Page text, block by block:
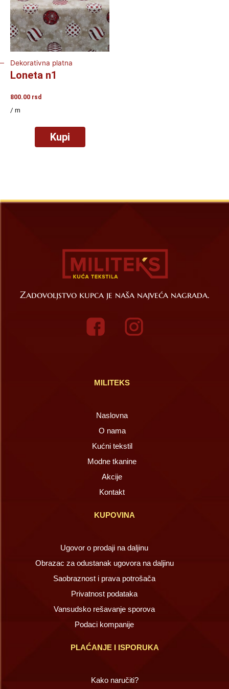
Dekorativna platna
Loneta n1
800.00 rsd
/ m
Kupi
Zadovoljstvo kupca je naša najveća nagrada.
MILITEKS
Naslovna
O nama
Kućni tekstil
Modne tkanine
Akcije
Kontakt
KUPOVINA
Ugovor o prodaji na daljinu
Obrazac za odustanak ugovora na daljinu
Saobraznost i prava potrošača
Privatnost podataka
Vansudsko rešavanje sporova
Podaci kompanije
PLAĆANJE I ISPORUKA
Kako naručiti?